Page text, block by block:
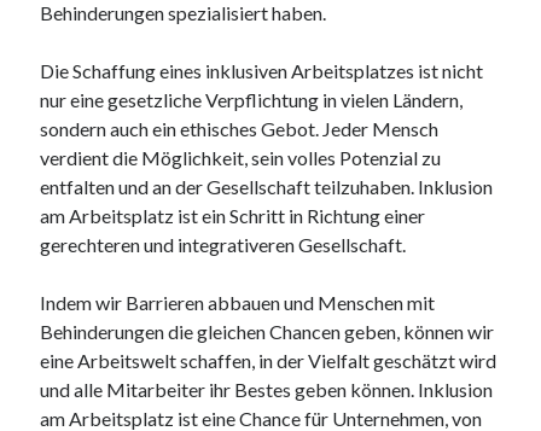
Behinderungen spezialisiert haben.
Die Schaffung eines inklusiven Arbeitsplatzes ist nicht
nur eine gesetzliche Verpflichtung in vielen Ländern,
sondern auch ein ethisches Gebot. Jeder Mensch
verdient die Möglichkeit, sein volles Potenzial zu
entfalten und an der Gesellschaft teilzuhaben. Inklusion
am Arbeitsplatz ist ein Schritt in Richtung einer
gerechteren und integrativeren Gesellschaft.
Indem wir Barrieren abbauen und Menschen mit
Behinderungen die gleichen Chancen geben, können wir
eine Arbeitswelt schaffen, in der Vielfalt geschätzt wird
und alle Mitarbeiter ihr Bestes geben können. Inklusion
am Arbeitsplatz ist eine Chance für Unternehmen, von